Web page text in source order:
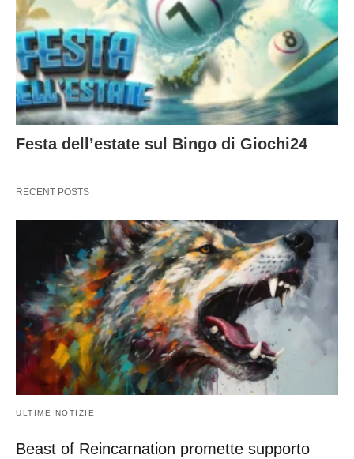
Festa dell’estate sul Bingo di Giochi24
RECENT POSTS
ULTIME NOTIZIE
Beast of Reincarnation promette supporto